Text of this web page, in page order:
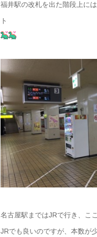
福井駅の改札を出た階段上に
ト
名古屋駅まではJRで行き、こ
JRでも良いのですが、本数が